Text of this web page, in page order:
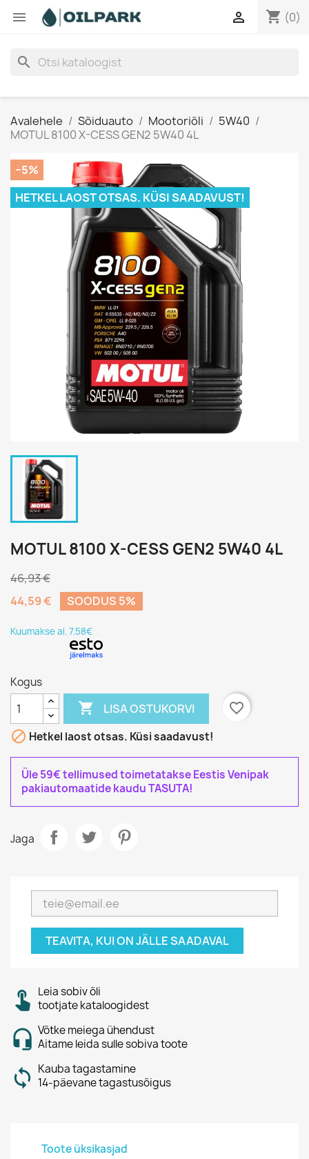
 shopping_cart (0)

search
Avalehele Sõiduauto Mootoriõli
5W40
MOTUL 8100 X-CESS GEN2 5W40 4L
−5%
HETKEL LAOST OTSAS. KÜSI SAADAVUST!
MOTUL 8100 X-CESS GEN2 5W40 4L
46,93 €
44,59 €
SOODUS 5%
Kuumakse al. 7.58€
Kogus
 LISA OSTUKORVI
favorite_border
 Hetkel laost otsas. Küsi saadavust!
Üle 59€ tellimused toimetatakse Eestis Venipak
pakiautomaatide kaudu TASUTA!
Jaga
TEAVITA, KUI ON JÄLLE SAADAVAL
Leia sobiv õli
tootjate kataloogidest
Võtke meiega ühendust
Aitame leida sulle sobiva toote
Kauba tagastamine
14-päevane tagastusõigus
Toote üksikasjad